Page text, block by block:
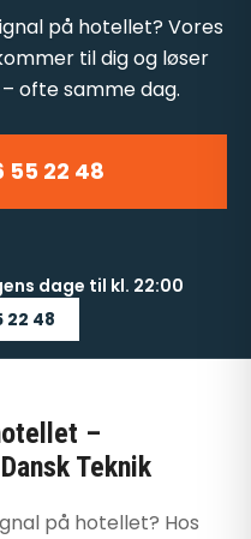
på hotellet? Vores
til dig og løser
ofte samme dag.
55 22 48
dage til kl. 22:00
22 48
–
Teknik
på hotellet? Hos